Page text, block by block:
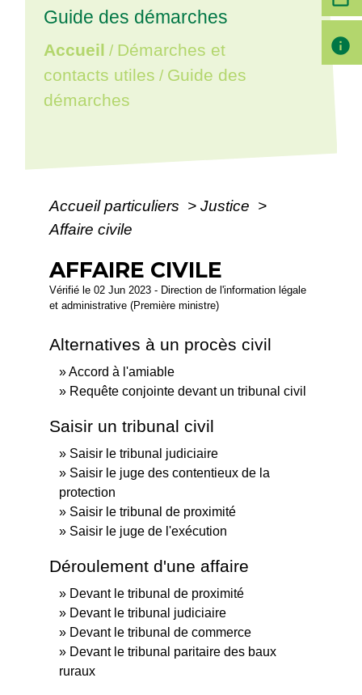
Guide des démarches
Accueil / Démarches et
contacts utiles / Guide des
démarches
Accueil particuliers > Justice >
Affaire civile
AFFAIRE CIVILE
Vérifié le 02 Jun 2023 - Direction de l'information légale
et administrative (Première ministre)
Alternatives à un procès civil
Accord à l'amiable
Requête conjointe devant un tribunal civil
Saisir un tribunal civil
Saisir le tribunal judiciaire
Saisir le juge des contentieux de la
protection
Saisir le tribunal de proximité
Saisir le juge de l'exécution
Déroulement d'une affaire
Devant le tribunal de proximité
Devant le tribunal judiciaire
Devant le tribunal de commerce
Devant le tribunal paritaire des baux
ruraux
info